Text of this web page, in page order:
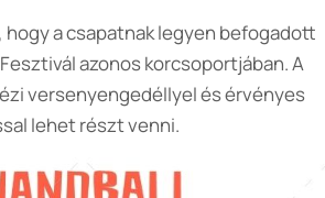
a csapatnak legyen befogadott
azonos korcsoportjában. A
versenyengedéllyel és érvényes
lehet részt venni.